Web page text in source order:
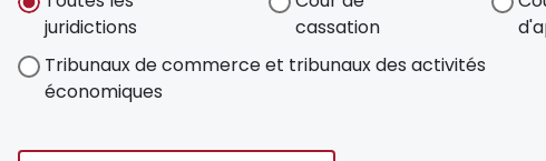
juridictions
cassation
Tribunaux de commerce et tribunaux des activités
économiques